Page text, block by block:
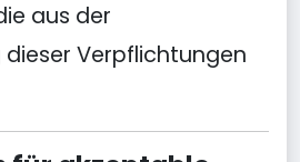
aus der
Verpflichtungen